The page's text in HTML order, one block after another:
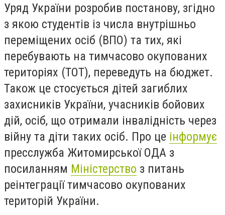
Уряд України розробив постанову, згідно
з якою студентів із числа внутрішньо
переміщених осіб (ВПО) та тих, які
перебувають на тимчасово окупованих
територіях (ТОТ), переведуть на бюджет.
Також це стосується дітей загиблих
захисників України, учасників бойових
дій, осіб, що отримали інвалідність через
війну та діти таких осіб. Про це інформує
пресслужба Житомирської ОДА з
посиланням Міністерство з питань
реінтеграції тимчасово окупованих
територій України.